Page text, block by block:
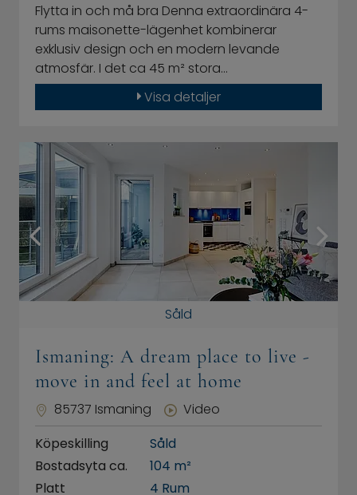
Flytta in och må bra Denna extraordinära 4-
rums maisonette-lägenhet kombinerar
exklusiv design och en modern levande
atmosfär. I det ca 45 m² stora…
Visa detaljer
Såld
Ismaning: A dream place to live -
move in and feel at home
85737 Ismaning
Video
Köpeskilling
Såld
Bostadsyta ca.
104 m²
Platt
4 Rum